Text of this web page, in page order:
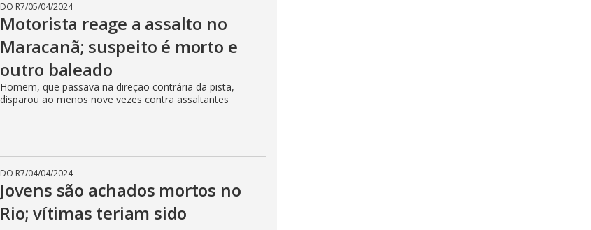
DO R7/05/04/2024
Motorista reage a assalto no
Maracanã; suspeito é morto e
outro baleado
Homem, que passava na direção contrária da pista,
disparou ao menos nove vezes contra assaltantes
DO R7/04/04/2024
Jovens são achados mortos no
Rio; vítimas teriam sido